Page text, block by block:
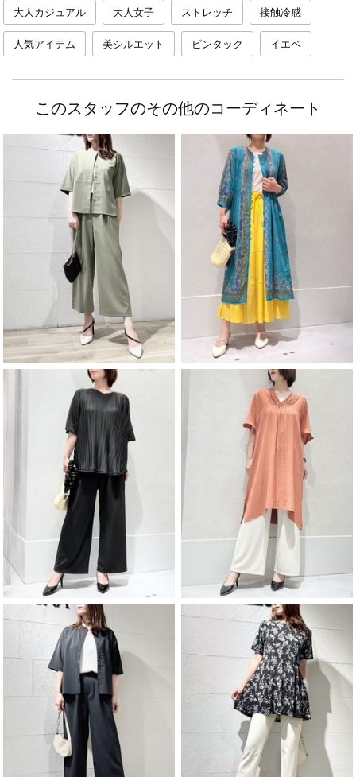
大人カジュアル 大人女子 ストレッチ 接触冷感
人気アイテム 美シルエット ピンタック イエベ
このスタッフのその他のコーディネート